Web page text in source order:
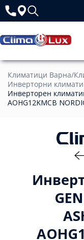
Климатици Варна/
Инверторни
Инверторен
AOHG12KMCB